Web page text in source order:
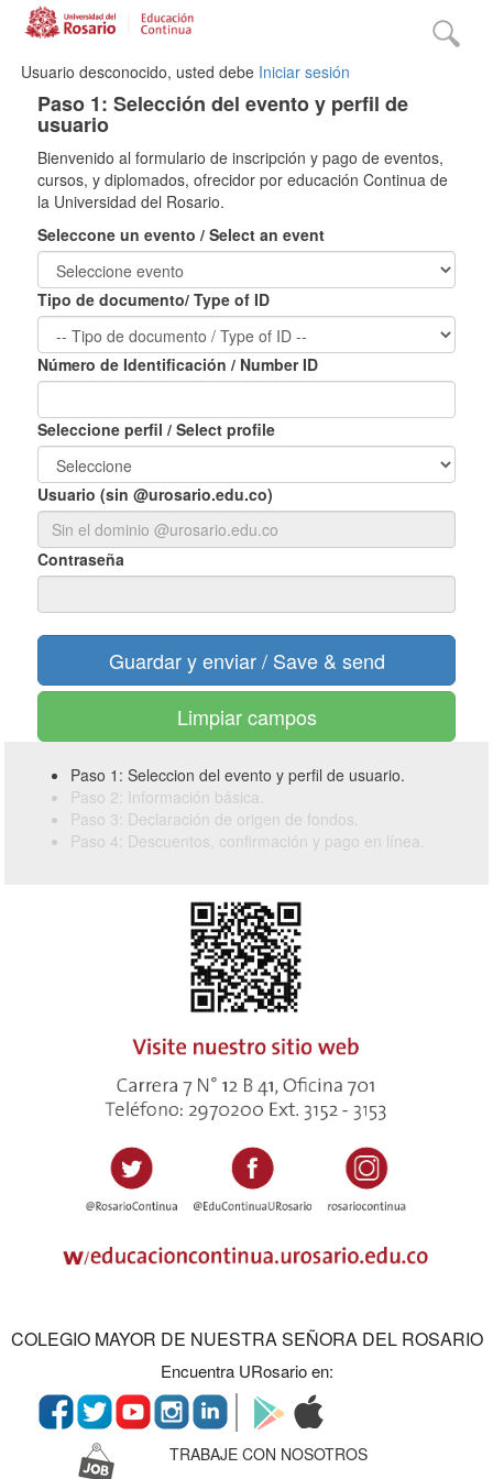
Usuario desconocido, usted debe Iniciar sesión
Paso 1: Selección del evento y perfil de
usuario
Bienvenido al formulario de inscripción y pago de eventos,
cursos, y diplomados, ofrecidor por educación Continua de
la Universidad del Rosario.
Seleccone un evento / Select an event
Tipo de documento/ Type of ID
Número de Identificación / Number ID
Seleccione perfil / Select profile
Usuario (sin @urosario.edu.co)
Contraseña
Limpiar campos
Paso 1: Seleccion del evento y perfil de usuario.
Paso 2: Información básica.
Paso 3: Declaración de origen de fondos.
Paso 4: Descuentos, confirmación y pago en línea.
COLEGIO MAYOR DE NUESTRA SEÑORA DEL ROSARIO
Encuentra URosario en:
TRABAJE CON NOSOTROS